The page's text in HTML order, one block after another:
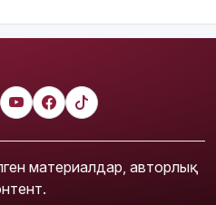
материалдар, авторлық